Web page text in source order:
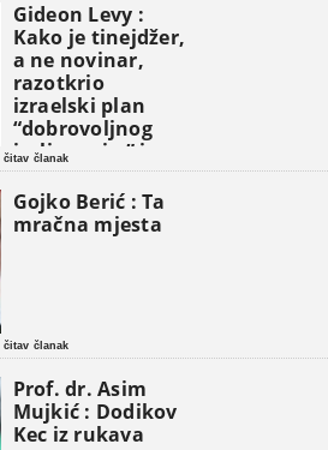
Gideon Levy :
Kako je tinejdžer,
a ne novinar,
razotkrio
izraelski plan
“dobrovoljnog
iseljavanja ” iz
Gaze
čitav članak
Gojko Berić : Ta
mračna mjesta
čitav članak
Prof. dr. Asim
Mujkić : Dodikov
Kec iz rukava